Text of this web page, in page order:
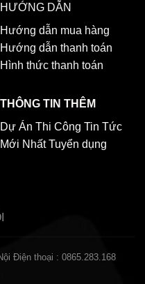
HƯỚNG DẪN
Hướng dẫn mua hàng
Hướng dẫn thanh toán
Hình thức thanh toán
THÔNG TIN THÊM
Dự Án Thi Công Tin Tức
Mới Nhất Tuyển dụng
Điện thoại : 0865.283.168